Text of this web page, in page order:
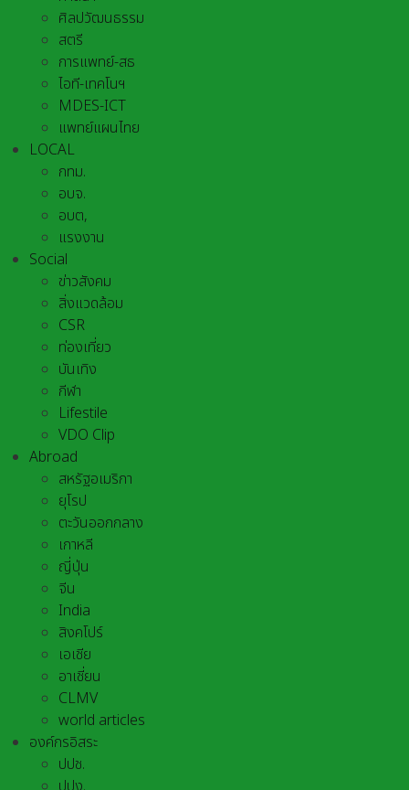
ศิลปวัฒนธรรม
สตรี
การแพทย์-สธ
ไอที-เทคโนฯ
MDES-ICT
แพทย์แผนไทย
LOCAL
กทม.
อบจ.
อบต,
แรงงาน
Social
ข่าวสังคม
สิ่งแวดล้อม
CSR
ท่องเที่ยว
บันเทิง
กีฬา
Lifestile
VDO Clip
Abroad
สหรัฐอเมริกา
ยุโรป
ตะวันออกกลาง
เกาหลี
ญี่ปุ่น
จีน
India
สิงคโปร์
เอเชีย
อาเชี่ยน
CLMV
world articles
องค์กรอิสระ
ปปช.